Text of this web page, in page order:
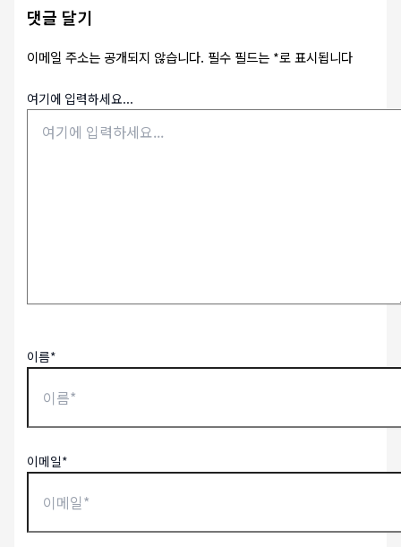
댓글 달기
이메일 주소는 공개되지 않습니다. 필수 필드는 *로 표시됩니다
여기에 입력하세요...
이름*
이메일*